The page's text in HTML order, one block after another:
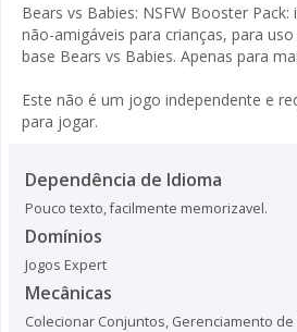
Bears vs Babies: NSFW Booster
não-amigáveis para crianças, para
base Bears vs Babies. Apenas para
Este não é um jogo independente e
para jogar.
Dependência de Idioma
Pouco texto, facilmente memorizavel.
Domínios
Jogos Expert
Mecânicas
Colecionar Conjuntos, Gerenciamento de